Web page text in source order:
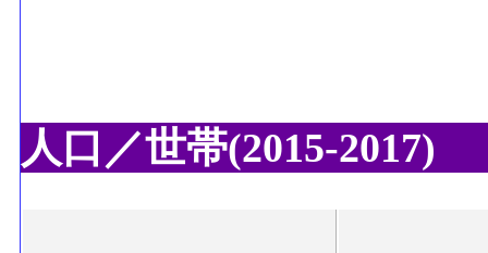
人口／世帯(2015-2017)